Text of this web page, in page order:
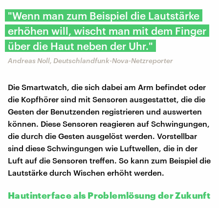
"Wenn man zum Beispiel die Lautstärke
erhöhen will, wischt man mit dem Finger
über die Haut neben der Uhr."
Andreas Noll, Deutschlandfunk-Nova-Netzreporter
Die Smartwatch, die sich dabei am Arm befindet oder
die Kopfhörer sind mit Sensoren ausgestattet, die die
Gesten der Benutzenden registrieren und auswerten
können. Diese Sensoren reagieren auf Schwingungen,
die durch die Gesten ausgelöst werden. Vorstellbar
sind diese Schwingungen wie Luftwellen, die in der
Luft auf die Sensoren treffen. So kann zum Beispiel die
Lautstärke durch Wischen erhöht werden.
Hautinterface als Problemlösung der Zukunft